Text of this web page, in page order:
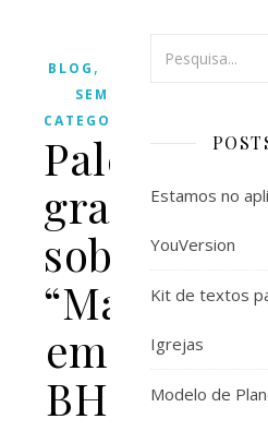
BLOG ,
SEM
CATEGORIA
Palestra
gratuita
sobre
“Marcas”
em
BH
Estamos no
YouVersion
Kit de textos
Igrejas
Modelo de